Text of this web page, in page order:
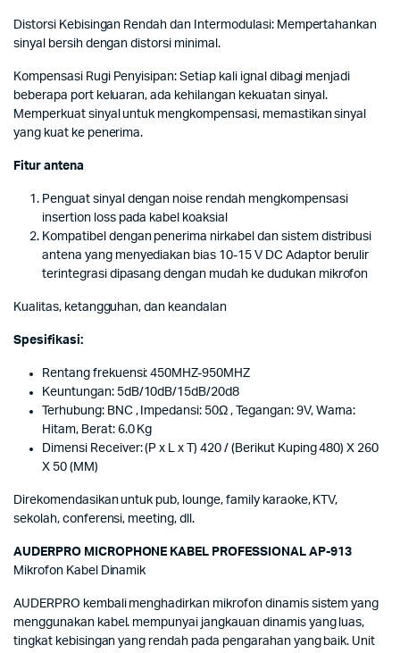
Distorsi Kebisingan Rendah dan Intermodulasi: Mempertahankan
sinyal bersih dengan distorsi minimal.
Kompensasi Rugi Penyisipan: Setiap kali ignal dibagi menjadi
beberapa port keluaran, ada kehilangan kekuatan sinyal.
Memperkuat sinyal untuk mengkompensasi, memastikan sinyal
yang kuat ke penerima.
Fitur antena
Penguat sinyal dengan noise rendah mengkompensasi
insertion loss pada kabel koaksial
Kompatibel dengan penerima nirkabel dan sistem distribusi
antena yang menyediakan bias 10-15 V DC Adaptor berulir
terintegrasi dipasang dengan mudah ke dudukan mikrofon
Kualitas, ketangguhan, dan keandalan
Spesifikasi:
Rentang frekuensi: 450MHZ-950MHZ
Keuntungan: 5dB/10dB/15dB/20d8
Terhubung: BNC , Impedansi: 50Ω , Tegangan: 9V, Warna:
Hitam, Berat: 6.0 Kg
Dimensi Receiver: (P x L x T) 420 / (Berikut Kuping 480) X 260
X 50 (MM)
Direkomendasikan untuk pub, lounge, family karaoke, KTV,
sekolah, conferensi, meeting, dll.
AUDERPRO MICROPHONE KABEL PROFESSIONAL AP-913
Mikrofon Kabel Dinamik
AUDERPRO kembali menghadirkan mikrofon dinamis sistem yang
menggunakan kabel. mempunyai jangkauan dinamis yang luas,
tingkat kebisingan yang rendah pada pengarahan yang baik. Unit